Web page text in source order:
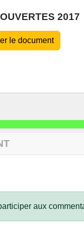
2017
le document
aux